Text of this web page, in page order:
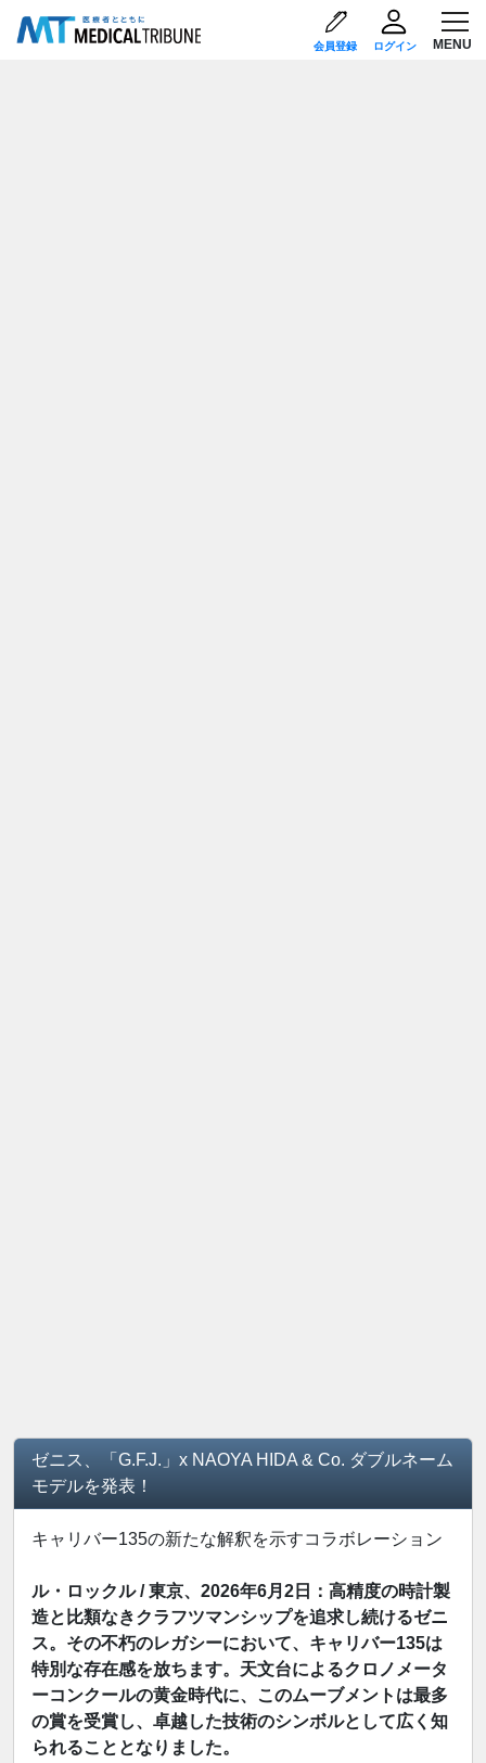
会員登録 ログイン
ゼニス、「G.F.J.」x NAOYA HIDA & Co. ダブルネーム
モデルを発表！
キャリバー135の新たな解釈を示すコラボレーション
ル・ロックル / 東京、2026年6月2日：高精度の時計製
造と比類なきクラフツマンシップを追求し続けるゼニ
ス。その不朽のレガシーにおいて、キャリバー135は
特別な存在感を放ちます。天文台によるクロノメータ
ーコンクールの黄金時代に、このムーブメントは最多
の賞を受賞し、卓越した技術のシンボルとして広く知
られることとなりました。